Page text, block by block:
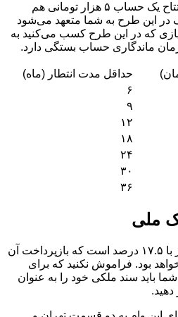
در طرح شماره سه شما با افتتاح یک حساب ۵ هزار تومانی هم
در این طرح به شما متعهد می‌شود
امتیازی که در این طرح کسب می‌کنید به
ماندگاری حساب بستگی دارد.
حداقل مدت انتطار (ماه)
۶
۹
۱۲
۱۸
۲۴
۳۰
۳۶
ملی
سود وام مسکن این بانک برابر با ۱۷.۵ درصد است که بازپرداخت آن
به مدت ۱۲ سال خواهد بود. فراموش نکنید که برای
باید سند ملکی خود را به عنوان
دهید.